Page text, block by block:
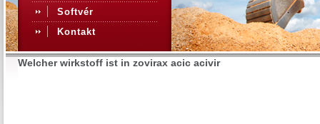
Softvér
Kontakt
Welcher wirkstoff ist in zovirax acic acivir